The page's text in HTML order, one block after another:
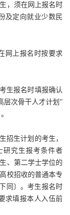
，须在网上报名时
及定向就业少数民
网上报名时按要求
生报名时填报确认
层次骨干人才计划”
招生计划的考生，
研究生报考条件者
、第二学士学位的
校招收的普通本专
同〕。考生报名时
求填报本人入伍前